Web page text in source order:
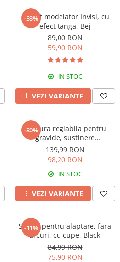
-33%
Colant modelator Invisi, cu
efect tanga, Bej
89,00 RON
59,90 RON
IN STOC
VEZI VARIANTE
-30%
Centura reglabila pentru
gravide, sustinere
abdominala in timpul sarcinii,
White
139,99 RON
98,20 RON
IN STOC
VEZI VARIANTE
-11%
Sutien pentru alaptare, fara
arcuri, cu cupe, Black
84,99 RON
75,90 RON